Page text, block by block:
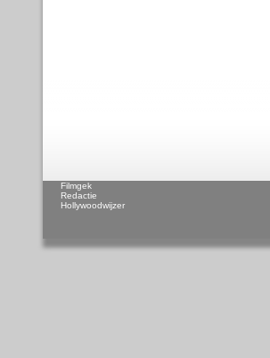
Filmgek
Redactie
Hollywoodwijzer